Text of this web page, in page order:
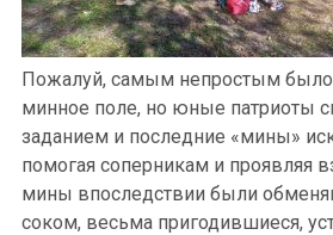
Пожалуй, самым непростым было
минное поле, но юные патриоты
заданием и последние «мины»
помогая соперникам и проявляя
мины впоследствии были
соком, весьма пригодившиеся,